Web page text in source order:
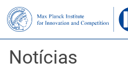
Notícias